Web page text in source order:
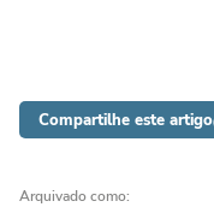
Compartilhe este artigo
Arquivado como: